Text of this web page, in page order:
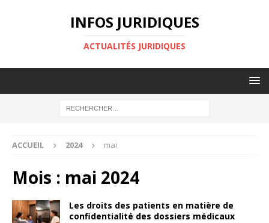
INFOS JURIDIQUES
ACTUALITÉS JURIDIQUES
ACCUEIL 2024 mai
Mois : mai 2024
Les droits des patients en matière de
confidentialité des dossiers médicaux